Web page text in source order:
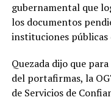
gubernamental que
los documentos
instituciones públicas
Quezada dijo que
del portafirmas, la
de Servicios de